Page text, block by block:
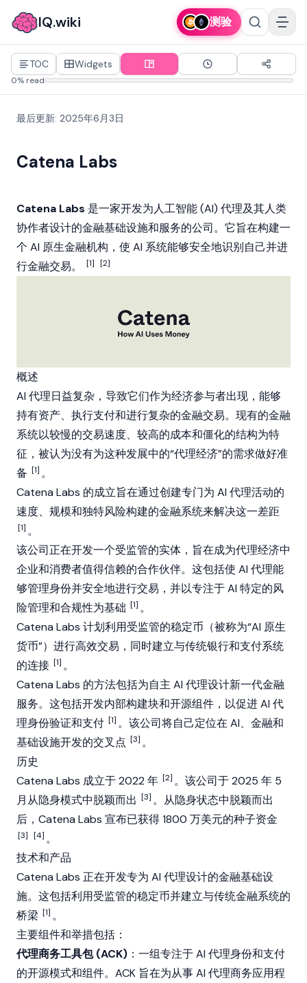
IQ.wiki 测验
TOC Widgets
0% read
最后更新: 2025年6月3日
Catena Labs
Catena Labs 是一家开发为人工智能 (AI) 代理及其人类
协作者设计的金融基础设施和服务的公司。它旨在构建一
个 AI 原生金融机构，使 AI 系统能够安全地识别自己并进
行金融交易。
[1] [2]
概述
AI 代理日益复杂，导致它们作为经济参与者出现，能够
持有资产、执行支付和进行复杂的金融交易。现有的金融
系统以较慢的交易速度、较高的成本和僵化的结构为特
征，被认为没有为这种发展中的“代理经济”的需求做好准
备 [1] 。
Catena Labs 的成立旨在通过创建专门为 AI 代理活动的
速度、规模和独特风险构建的金融系统来解决这一差距
[1] 。
该公司正在开发一个受监管的实体，旨在成为代理经济中
企业和消费者值得信赖的合作伙伴。这包括使 AI 代理能
够管理身份并安全地进行交易，并以专注于 AI 特定的风
险管理和合规性为基础 [1] 。
Catena Labs 计划利用受监管的稳定币（被称为“AI 原生
货币”）进行高效交易，同时建立与传统银行和支付系统
的连接 [1] 。
Catena Labs 的方法包括为自主AI 代理设计新一代金融
服务。这包括开发内部构建块和开源组件，以促进 AI 代
理身份验证和支付 [1] 。该公司将自己定位在 AI、金融和
基础设施开发的交叉点 [3] 。
历史
Catena Labs 成立于 2022 年 [2] 。该公司于 2025 年 5
月从隐身模式中脱颖而出 [3] 。从隐身状态中脱颖而出
后，Catena Labs 宣布已获得 1800 万美元的种子资金
[3] [4] 。
技术和产品
Catena Labs 正在开发专为 AI 代理设计的金融基础设
施。这包括利用受监管的稳定币并建立与传统金融系统的
桥梁 [1] 。
主要组件和举措包括：
代理商务工具包 (ACK) ：一组专注于 AI 代理身份和支付
的开源模式和组件。ACK 旨在为从事 AI 代理商务应用程